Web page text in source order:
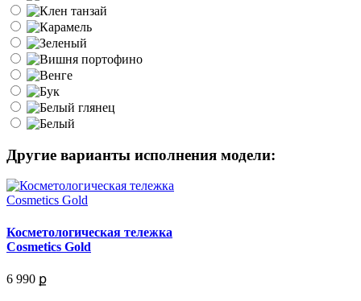
Другие варианты исполнения модели:
Косметологическая тележка
Cosmetics Gold
6 990 ք